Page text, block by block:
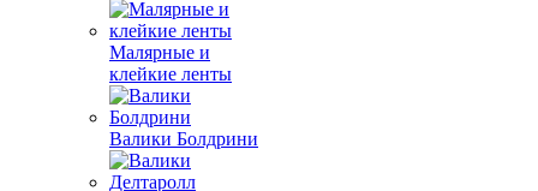
Малярные и
клейкие ленты
Валики Болдрини